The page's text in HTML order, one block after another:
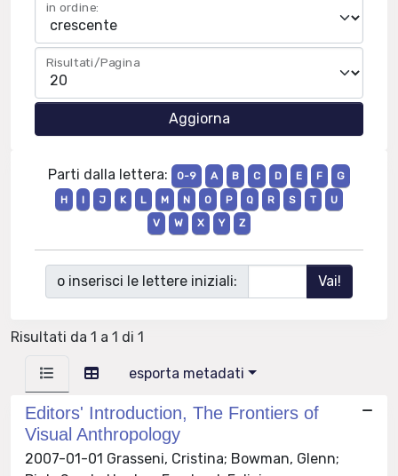
in ordine:
Risultati/Pagina
Parti dalla lettera: 0-9 A B C D E F
G
H
I J K L M N O P Q R S T
U
V
W X Y Z
o inserisci le lettere iniziali:
Risultati da 1 a 1 di 1
esporta metadati
Editors' Introduction, The Frontiers of
Visual Anthropology
2007-01-01 Grasseni, Cristina; Bowman, Glenn;